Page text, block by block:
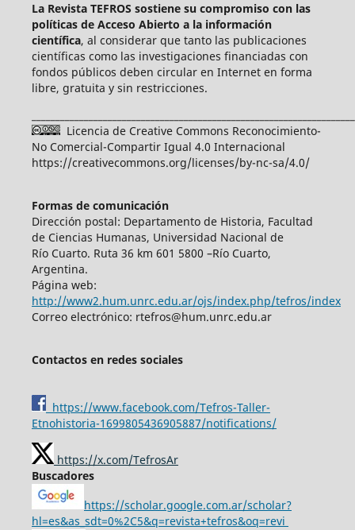
La Revista TEFROS sostiene su compromiso con las
políticas de Acceso Abierto a la información
científica, al considerar que tanto las publicaciones
científicas como las investigaciones financiadas con
fondos públicos deben circular en Internet en forma
libre, gratuita y sin restricciones.
Licencia de Creative Commons Reconocimiento-
No Comercial-Compartir Igual 4.0 Internacional
https://creativecommons.org/licenses/by-nc-sa/4.0/
Formas de comunicación
Dirección postal: Departamento de Historia, Facultad
de Ciencias Humanas, Universidad Nacional de
Río Cuarto. Ruta 36 km 601 5800 –Río Cuarto,
Argentina.
Página web:
http://www2.hum.unrc.edu.ar/ojs/index.php/tefros/index
Correo electrónico: rtefros@hum.unrc.edu.ar
Contactos en redes sociales
https://www.facebook.com/Tefros-Taller-
Etnohistoria-1699805436905887/notifications/
https://x.com/TefrosAr
Buscadores
https://scholar.google.com.ar/scholar?
hl=es&as_sdt=0%2C5&q=revista+tefros&oq=revi